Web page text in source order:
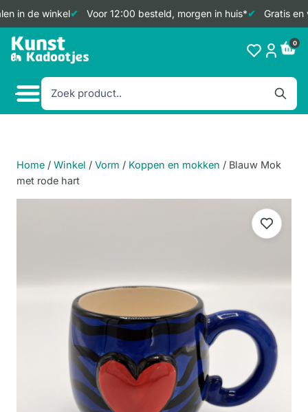
in de winkel Voor 12:00 besteld, morgen in huis* Gratis en
Doorgaan
naar
0
Home / Winkel / Vorm / Koppen en mokken / Blauw Mok
met rode hart